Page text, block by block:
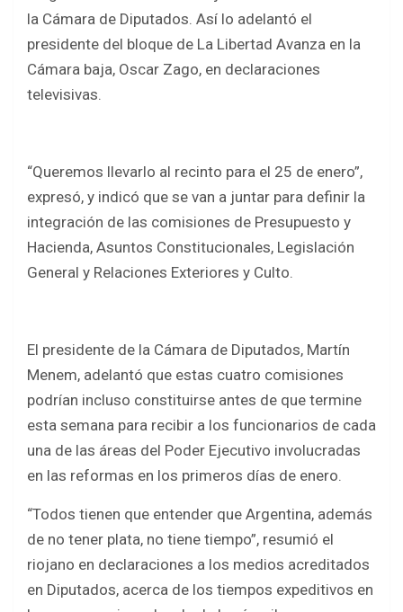
k
p
la Cámara de Diputados. Así lo adelantó el
presidente del bloque de La Libertad Avanza en la
Cámara baja, Oscar Zago, en declaraciones
televisivas.
“Queremos llevarlo al recinto para el 25 de enero”,
expresó, y indicó que se van a juntar para definir la
integración de las comisiones de Presupuesto y
Hacienda, Asuntos Constitucionales, Legislación
General y Relaciones Exteriores y Culto.
El presidente de la Cámara de Diputados, Martín
Menem, adelantó que estas cuatro comisiones
podrían incluso constituirse antes de que termine
esta semana para recibir a los funcionarios de cada
una de las áreas del Poder Ejecutivo involucradas
en las reformas en los primeros días de enero.
“Todos tienen que entender que Argentina, además
de no tener plata, no tiene tiempo”, resumió el
riojano en declaraciones a los medios acreditados
en Diputados, acerca de los tiempos expeditivos en